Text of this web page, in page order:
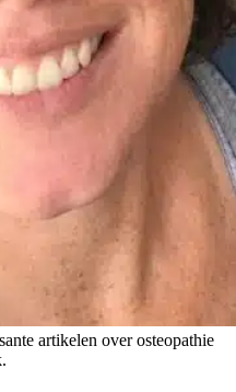
artikelen over osteopathie